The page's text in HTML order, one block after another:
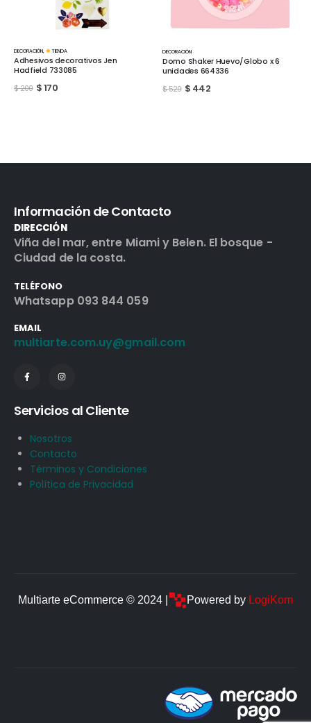
DECORACIÓN, TIENDA
Adhesivos decorativos Jen
Hadfield 733085
$200 $170
DECORACIÓN
Domo Shaker Huevo/Globo x 6
unidades 664336
$520 $ 442
Información de Contacto
DIRECCIÓN
Viña del mar, entre Miami y Belen. El bosque -
Ciudad de la costa.
TELÉFONO
Whatsapp 093 844 059
EMAIL
multiarte.com.uy@gmail.com
Servicios al Cliente
Nosotros
Contacto
Términos y Condiciones
Política de Privacidad
Multiarte eCommerce © 2024 | Powered by LogiKom